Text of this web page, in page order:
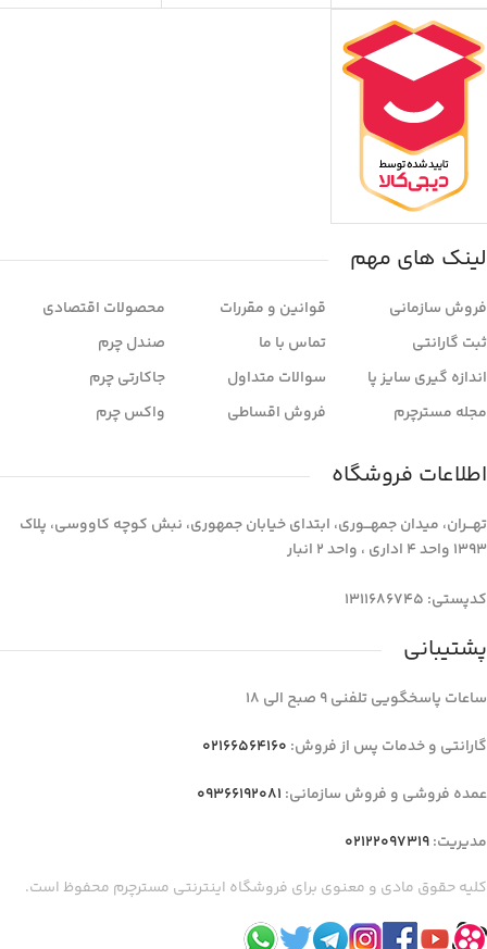
لینک های مهم
فروش سازمانی
ثبت گارانتی
اندازه گیری سایز پا
مجله مسترچرم
قوانین و مقررات
تماس با ما
سوالات متداول
فروش اقساطی
محصولات اقتصادی
صندل چرم
جاکارتی چرم
واکس چرم
اطلاعات فروشگاه
تهـــران، میدان جمهـــوری، ابتدای خیابان جمهوری، نبش کوچه کاووسی، پلاک
1393 واحد 4 اداری ، واحد 2 انبار
کدپستی: 1311686745
پشتیبانی
ساعات پاسخگویی تلفنی 9 صبح الی 18
گارانتی و خدمات پس از فروش: 02166564160
عمده فروشی و فروش سازمانی: 09366192081
مدیریت:02122097319
کلیه حقوق مادی و معنوی برای فروشگاه اینترنتی مسترچرم محفوظ است.